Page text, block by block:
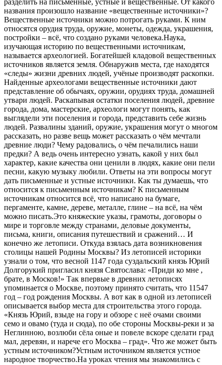
разделить на письменные, устные и вещественные. От какого
названия произошло название «вещественные источники»?
Вещественные источники можно потрогать руками. К ним
относятся орудия труда, оружие, монеты, одежда, украшения,
постройки – всё, что создано руками человека.Наука,
изучающая историю по вещественными источникам,
называется археологией. Богатейшей кладовой вещественных
источников является земля. Обнаружив места, где находятся
«следы» жизни древних людей, учёные производят раскопки.
Найденные археологами вещественные источники дают
представление об обычаях, оружии, орудиях труда, домашней
утвари людей. Раскапывая остатки поселения людей, древние
города, дома, мастерские, археологи могут понять, как
выглядели эти поселения и города, представить себе жизнь
людей. Развалины зданий, оружие, украшения могут о многом
рассказать, но разве вещь может рассказать о чём мечтали
древние люди? Чему радовались, о чём печалились наши
предки? А ведь очень интересно узнать, какой у них был
характер, какие качества они ценили в людях, какие они пели
песни, какую музыку любили. Ответы на эти вопросы могут
дать письменные и устные источники. Как ты думаешь, что
относится к письменным источникам? К письменным
источникам относится всё, что написано на бумаге,
пергаменте, камне, дереве, металле, глине – на всё, на чём
можно писать.Это княжеские указы, грамоты, договоры о
мире и торговле между странами, деловые документы,
письма, книги, описания путешествий и сражений… И
конечно же летописи. Откуда взялась дата возникновения
столицы нашей Родины Москвы? Из летописей историки
узнали о том, что весной 1147 года суздальский князь Юрий
Долгорукий пригласил князя Святослава: «Приди ко мне ,
брате, в Москов!» Так впервые в древних летописях
упоминается о Москве, поэтому принято считать, что 11547
год – год рождения Москвы. А вот как в одной из летописей
описывается выбор места для строительства этого города.
«Князь Юрий, взыде на гору и обзоре с неё очами своими
семо и овамо (туда и сюда), по обе стороны Москвы-реки и за
Неглинною, возлюби сёла оные и повеле вскоре сделати град
мал, деревян, и нарече его Москва – град». Что же может быть
устным источником?Устным источником является устное
народное творчество.На уроках чтения мы знакомились с